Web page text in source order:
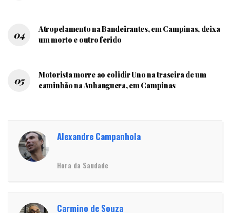
Atropelamento na Bandeirantes, em Campinas, deixa
um morto e outro ferido
Motorista morre ao colidir Uno na traseira de um
caminhão na Anhanguera, em Campinas
Alexandre Campanhola
Hora da Saudade
Carmino de Souza